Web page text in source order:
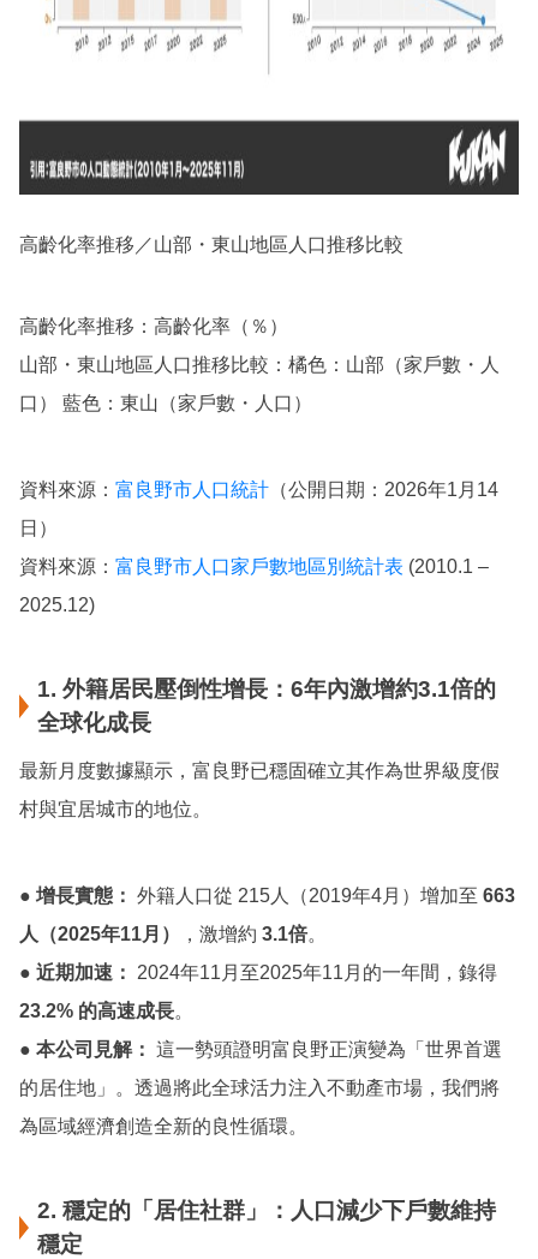
高齡化率推移／山部・東山地區人口推移比較
高齡化率推移：高齡化率（％）
山部・東山地區人口推移比較：橘色：山部（家戶數・人
口） 藍色：東山（家戶數・人口）
資料來源：富良野市人口統計 （公開日期：2026年1月14
日）
資料來源：富良野市人口家戶數地區別統計表 (2010.1 –
2025.12)
1. 外籍居民壓倒性增長：6年內激增約3.1倍的
全球化成長
最新月度數據顯示，富良野已穩固確立其作為世界級度假
村與宜居城市的地位。
● 增長實態： 外籍人口從 215人（2019年4月）增加至663
人（2025年11月）
，激增約3.1倍。
● 近期加速：
2024年11月至2025年11月的一年間，錄得
23.2% 的高速成長。
● 本公司見解： 這一勢頭證明富良野正演變為「世界首選
的居住地」。透過將此全球活力注入不動產市場，我們將
為區域經濟創造全新的良性循環。
2. 穩定的「居住社群」：人口減少下戶數維持
穩定